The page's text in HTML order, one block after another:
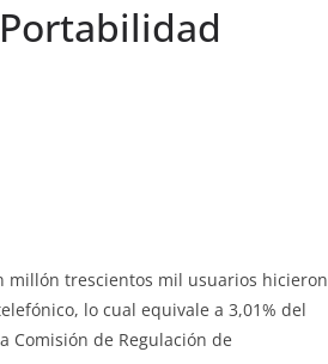
millón trescientos mil usuarios hicieron
lo cual equivale a 3,01% del
Comisión de Regulación de